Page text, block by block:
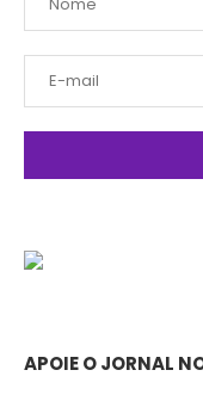
APOIE O JORNAL